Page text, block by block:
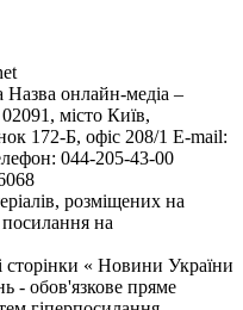
Назва онлайн-медіа –
місто Київ,
172-Б, офіс 208/1 E-mail:
044-205-43-00
розміщених на
посилання на
сторінки « Новини України
- обов'язкове пряме